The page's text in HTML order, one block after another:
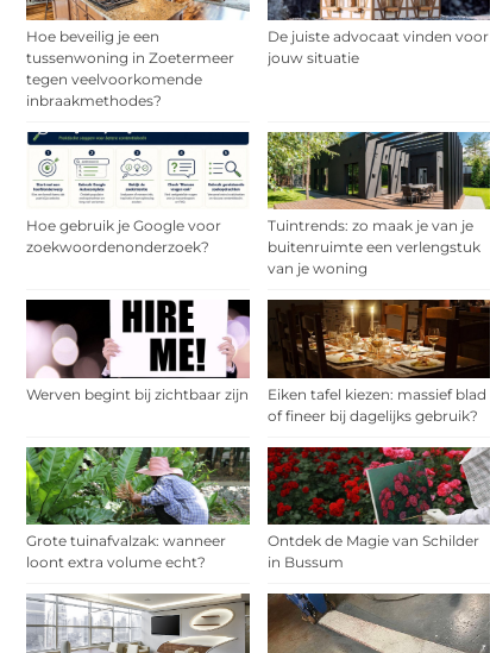
Hoe beveilig je een
tussenwoning in Zoetermeer
tegen veelvoorkomende
inbraakmethodes?
De juiste advocaat vinden voor
jouw situatie
Hoe gebruik je Google voor
zoekwoordenonderzoek?
Tuintrends: zo maak je van je
buitenruimte een verlengstuk
van je woning
Werven begint bij zichtbaar zijn
Eiken tafel kiezen: massief blad
of fineer bij dagelijks gebruik?
Grote tuinafvalzak: wanneer
loont extra volume echt?
Ontdek de Magie van Schilder
in Bussum